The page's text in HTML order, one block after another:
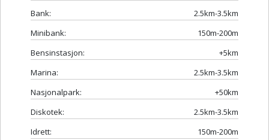
Bank:
2.5km-3.5km
Minibank:
150m-200m
Bensinstasjon:
+5km
Marina:
2.5km-3.5km
Nasjonalpark:
+50km
Diskotek:
2.5km-3.5km
Idrett:
150m-200m